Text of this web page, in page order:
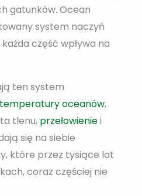
gatunków. Ocean
system naczyń
część wpływa na
ten system
oceanów,
tlenu, przełowieniei
się na siebie
które przez tysiące lat
coraz częściej nie